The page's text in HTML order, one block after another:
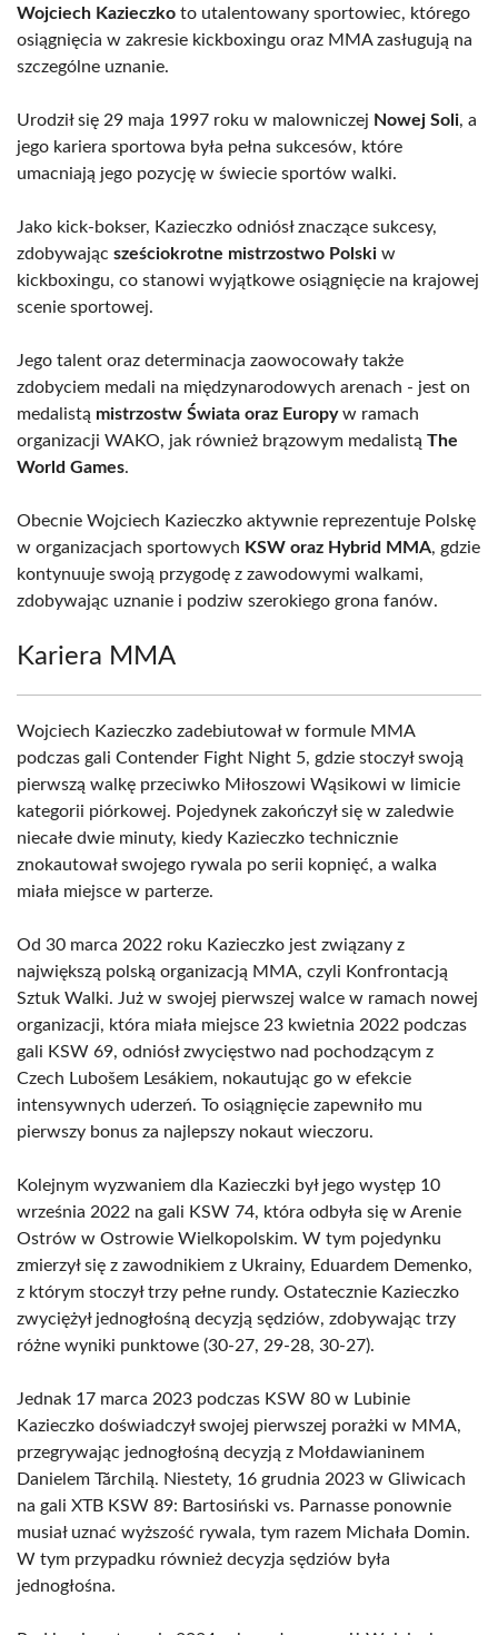
Wojciech Kazieczko to utalentowany sportowiec, którego
osiągnięcia w zakresie kickboxingu oraz MMA zasługują na
szczególne uznanie.
Urodził się 29 maja 1997 roku w malowniczej Nowej Soli, a
jego kariera sportowa była pełna sukcesów, które
umacniają jego pozycję w świecie sportów walki.
Jako kick-bokser, Kazieczko odniósł znaczące sukcesy,
zdobywając sześciokrotne mistrzostwo Polski w
kickboxingu, co stanowi wyjątkowe osiągnięcie na krajowej
scenie sportowej.
Jego talent oraz determinacja zaowocowały także
zdobyciem medali na międzynarodowych arenach - jest on
medalistą mistrzostw Świata oraz Europyw ramach
organizacji WAKO, jak również brązowym medalistą The
World Games.
Obecnie Wojciech Kazieczko aktywnie reprezentuje Polskę
w organizacjach sportowych KSW oraz Hybrid MMA, gdzie
kontynuuje swoją przygodę z zawodowymi walkami,
zdobywając uznanie i podziw szerokiego grona fanów.
Kariera MMA
Wojciech Kazieczko zadebiutował w formule MMA
podczas gali Contender Fight Night 5, gdzie stoczył swoją
pierwszą walkę przeciwko Miłoszowi Wąsikowi w limicie
kategorii piórkowej. Pojedynek zakończył się w zaledwie
niecałe dwie minuty, kiedy Kazieczko technicznie
znokautował swojego rywala po serii kopnięć, a walka
miała miejsce w parterze.
Od 30 marca 2022 roku Kazieczko jest związany z
największą polską organizacją MMA, czyli Konfrontacją
Sztuk Walki. Już w swojej pierwszej walce w ramach nowej
organizacji, która miała miejsce 23 kwietnia 2022 podczas
gali KSW 69, odniósł zwycięstwo nad pochodzącym z
Czech Lubošem Lesákiem, nokautując go w efekcie
intensywnych uderzeń. To osiągnięcie zapewniło mu
pierwszy bonus za najlepszy nokaut wieczoru.
Kolejnym wyzwaniem dla Kazieczki był jego występ 10
września 2022 na gali KSW 74, która odbyła się w Arenie
Ostrów w Ostrowie Wielkopolskim. W tym pojedynku
zmierzył się z zawodnikiem z Ukrainy, Eduardem Demenko,
z którym stoczył trzy pełne rundy. Ostatecznie Kazieczko
zwyciężył jednogłośną decyzją sędziów, zdobywając trzy
różne wyniki punktowe (30-27, 29-28, 30-27).
Jednak 17 marca 2023 podczas KSW 80 w Lubinie
Kazieczko doświadczył swojej pierwszej porażki w MMA,
przegrywając jednogłośną decyzją z Mołdawianinem
Danielem Tărchilą. Niestety, 16 grudnia 2023 w Gliwicach
na gali XTB KSW 89: Bartosiński vs. Parnasse ponownie
musiał uznać wyższość rywala, tym razem Michała Domin.
W tym przypadku również decyzja sędziów była
jednogłośna.